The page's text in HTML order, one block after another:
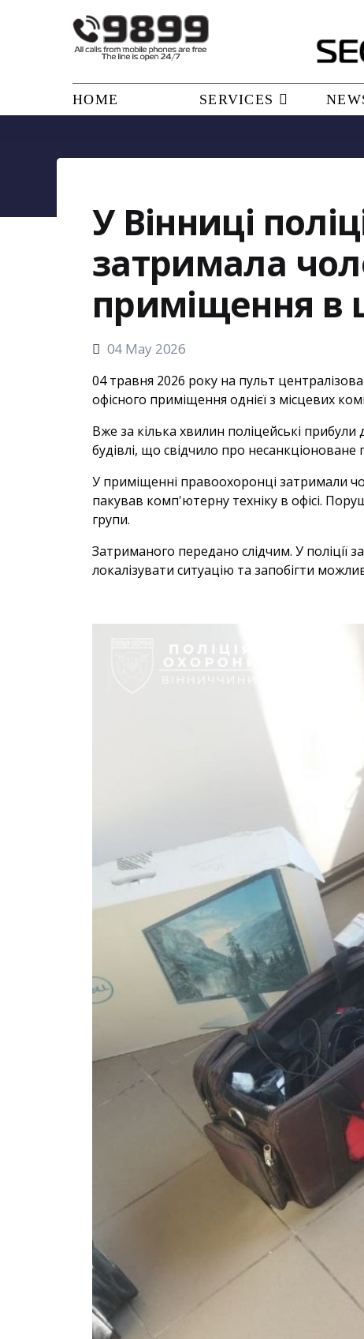
HOME SERVICES
У Вінниці
затримала
приміщення в
04 May 2026
04 травня 2026 року на пульт
офісного приміщення однієї з місцевих
Вже за кілька хвилин поліцейські
будівлі, що свідчило про
У приміщенні правоохоронці затримали
пакував комп'ютерну техніку в офісі.
групи.
Затриманого передано слідчим. У
локалізувати ситуацію та запобігти